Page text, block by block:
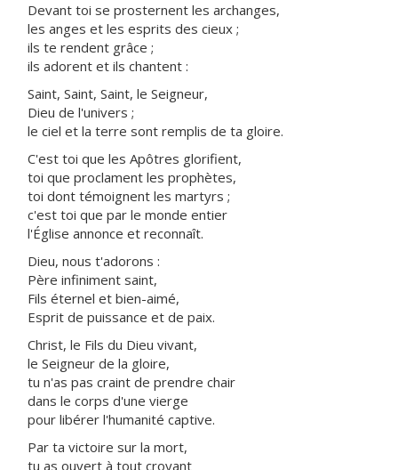
Devant toi se prosternent les archanges,
les anges et les esprits des cieux ;
ils te rendent grâce ;
ils adorent et ils chantent :
Saint, Saint, Saint, le Seigneur,
Dieu de l'univers ;
le ciel et la terre sont remplis de ta gloire.
C'est toi que les Apôtres glorifient,
toi que proclament les prophètes,
toi dont témoignent les martyrs ;
c'est toi que par le monde entier
l'Église annonce et reconnaît.
Dieu, nous t'adorons :
Père infiniment saint,
Fils éternel et bien-aimé,
Esprit de puissance et de paix.
Christ, le Fils du Dieu vivant,
le Seigneur de la gloire,
tu n'as pas craint de prendre chair
dans le corps d'une vierge
pour libérer l'humanité captive.
Par ta victoire sur la mort,
tu as ouvert à tout croyant